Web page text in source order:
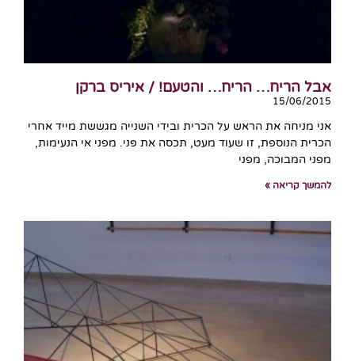
אבל הריח… הריח… והטעם! / איריס ברקן
15/06/2015
אני מניחה את הראש על הכרית ובידי השנייה מגששת מייד אחרי
הכרית הנוספת, זו שעוד מעט, תכסה את פני. מפני אי הנעימות,
מפני המבוכה, מפני
להמשך קריאה »